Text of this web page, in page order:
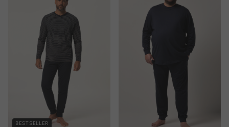
BESTSELLER